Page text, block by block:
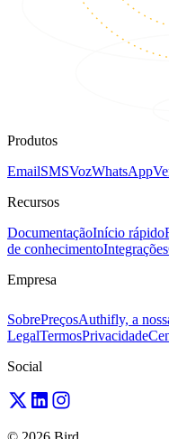
Produtos
EmailSMSVozWhatsApp
Recursos
DocumentaçãoInício rápido
de conhecimentoIntegrações
Empresa
SobrePreçosAuthifly, a
LegalTermosPrivacidade
Social